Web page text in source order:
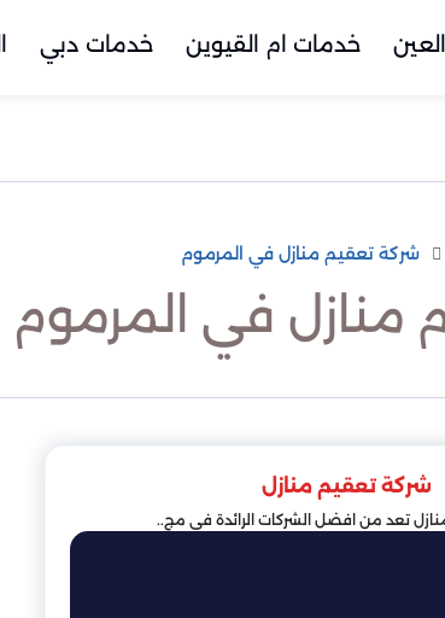
خدمات ام القيوين خدمات دبي
شركة تعقيم منازل في المرموم
منازل في المرموم
شركة تعقيم منازل
تعد من افضل الشركات الرائدة في مج..